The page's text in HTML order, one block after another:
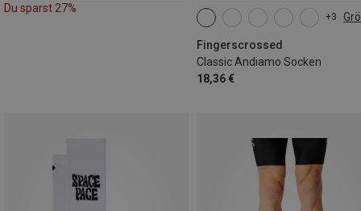
Du sparst 27%
+3
Fingerscrossed
Classic Andiamo Socken
18,36 €
35|36|37|38
39|40|41|42
43|44|45|46